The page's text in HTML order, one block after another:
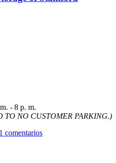
- 8 p. m.
TO NO CUSTOMER PARKING.)
comentarios